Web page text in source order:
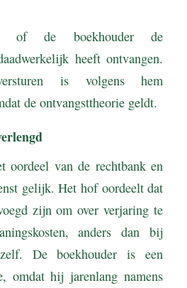
of de boekhouder de
heeft ontvangen.
is volgens hem
de ontvangsttheorie geldt.
oordeel van de rechtbank en
gelijk. Het hof oordeelt dat
zijn om over verjaring te
anders dan bij
zelf. De boekhouder is een
omdat hij jarenlang namens